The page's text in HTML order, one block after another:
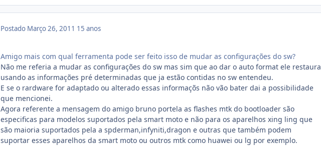
Postado Março 26, 2011 15 anos
Amigo mais com qual ferramenta pode ser feito isso de mudar as configurações do sw?
Não me referia a mudar as configurações do sw mas sim que ao dar o auto format ele restaura
usando as informações pré determinadas que ja estão contidas no sw entendeu.
E se o rardware for adaptado ou alterado essas informaçõs não vão bater dai a possibilidade
que mencionei.
Agora referente a mensagem do amigo bruno portela as flashes mtk do bootloader são
especificas para modelos suportados pela smart moto e não para os aparelhos xing ling que
são maioria suportados pela a spderman,infyniti,dragon e outras que também podem
suportar esses aparelhos da smart moto ou outros mtk como huawei ou lg por exemplo.